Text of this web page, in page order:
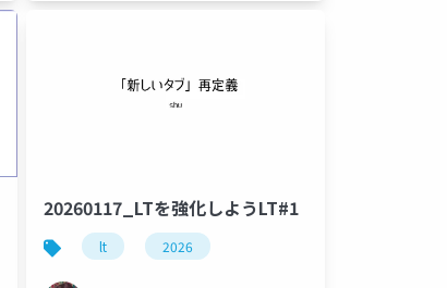
20260117_LTを強化しようLT#1
lt 2026